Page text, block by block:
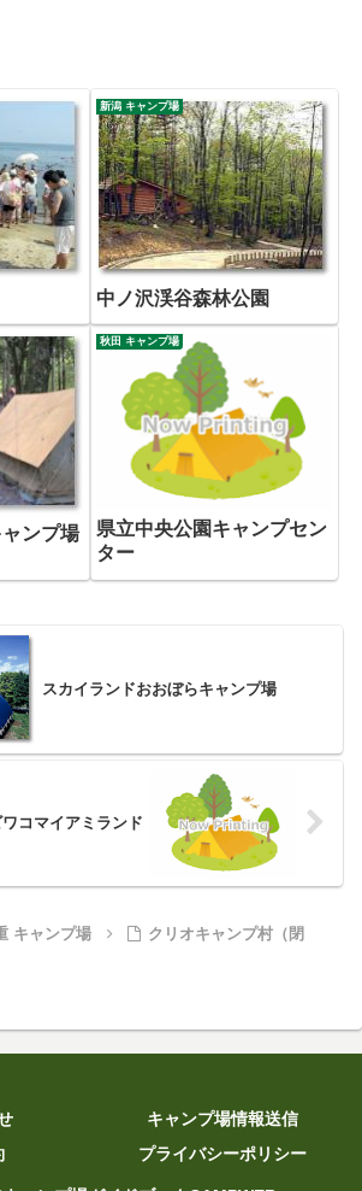
新潟 キャンプ場
中ノ沢渓谷森林公園
ンプ場
秋田 キャンプ場
県立中央公園キャンプセン
ター
スカイランドおおぼらキャンプ場
ワコマイアミランド
キャンプ場
クリオキャンプ村（閉
キャンプ場情報送信
プライバシーポリシー